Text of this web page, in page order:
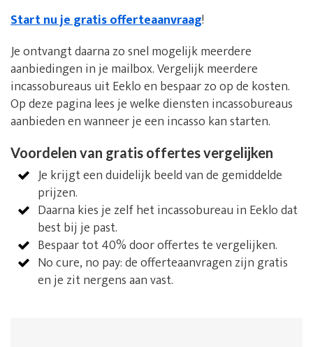
Start nu je gratis offerteaanvraag!
Je ontvangt daarna zo snel mogelijk meerdere
aanbiedingen in je mailbox. Vergelijk meerdere
incassobureaus uit Eeklo en bespaar zo op de kosten.
Op deze pagina lees je welke diensten incassobureaus
aanbieden en wanneer je een incasso kan starten.
Voordelen van gratis offertes vergelijken
Je krijgt een duidelijk beeld van de gemiddelde
prijzen.
Daarna kies je zelf het incassobureau in Eeklo dat
best bij je past.
Bespaar tot 40% door offertes te vergelijken.
No cure, no pay: de offerteaanvragen zijn gratis
en je zit nergens aan vast.